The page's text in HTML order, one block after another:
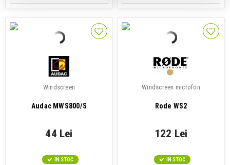
Windscreen
Audac MWS800/S
44 Lei
IN STOC
Windscreen microfon
Rode WS2
122 Lei
IN STOC